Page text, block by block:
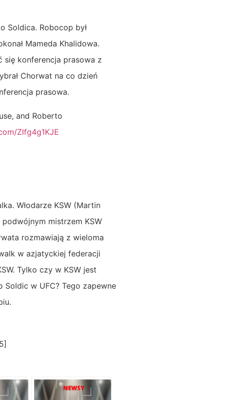
Soldica. Robocop był
Mameda Khalidowa.
się konferencja prasowa z
Chorwat na co dzień
prasowa.
and Roberto
ZIfg4g1KJE
Włodarze KSW (Martin
mistrzem KSW
rozmawiają z wieloma
w azjatyckiej federacji
Tylko czy w KSW jest
w UFC? Tego zapewne
5]